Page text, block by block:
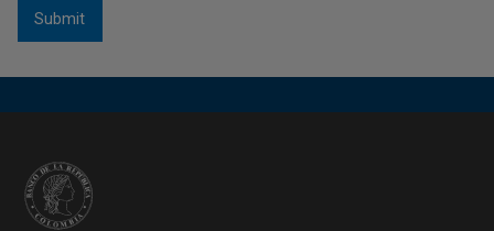
activos de información, ii) la ciberseguridad de las
Tecnologías de Información y Comunicaciones (TIC)
Política de Sostenibilidad Ambiental del